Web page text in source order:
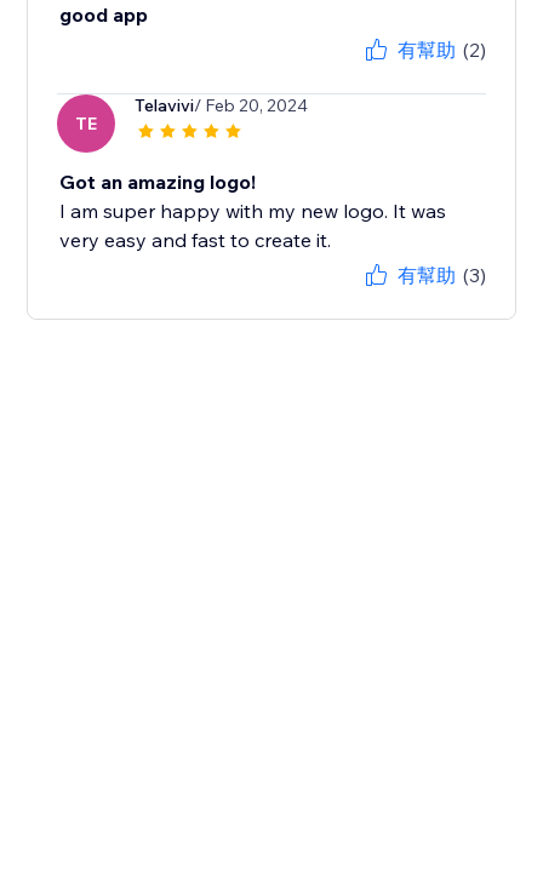
good app
有幫助 (2)
TE
Telavivi/ Feb 20, 2024
Got an amazing logo!
I am super happy with my new logo. It was
very easy and fast to create it.
有幫助 (3)